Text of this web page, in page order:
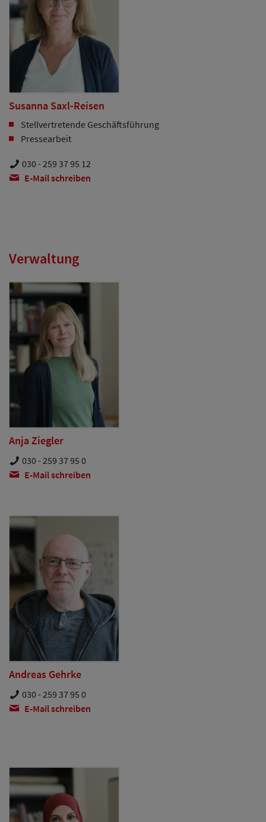
Susanna Saxl-Reisen
Stellvertretende Geschäftsführung
Pressearbeit
030 - 259 37 95 12
E-Mail schreiben
Verwaltung
Anja Ziegler
030 - 259 37 95 0
E-Mail schreiben
Andreas Gehrke
030 - 259 37 95 0
E-Mail schreiben